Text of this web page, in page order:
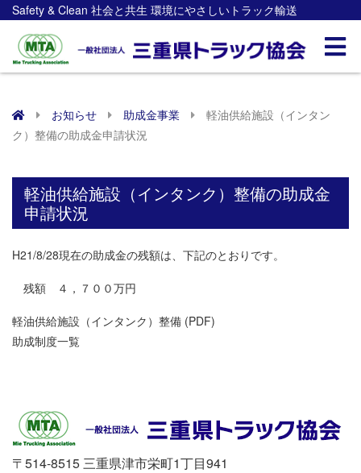
Safety & Clean 社会と共生 環境にやさしいトラック輸送
お知らせ 助成金事業
軽油供給施設（インタン
ク）整備の助成金申請状況
軽油供給施設（インタンク）整備の助成金
申請状況
H21/8/28現在の助成金の残額は、下記のとおりです。
残額 ４，７００万円
軽油供給施設（インタンク）整備 (PDF)
助成制度一覧
〒514-8515 三重県津市栄町1丁目941